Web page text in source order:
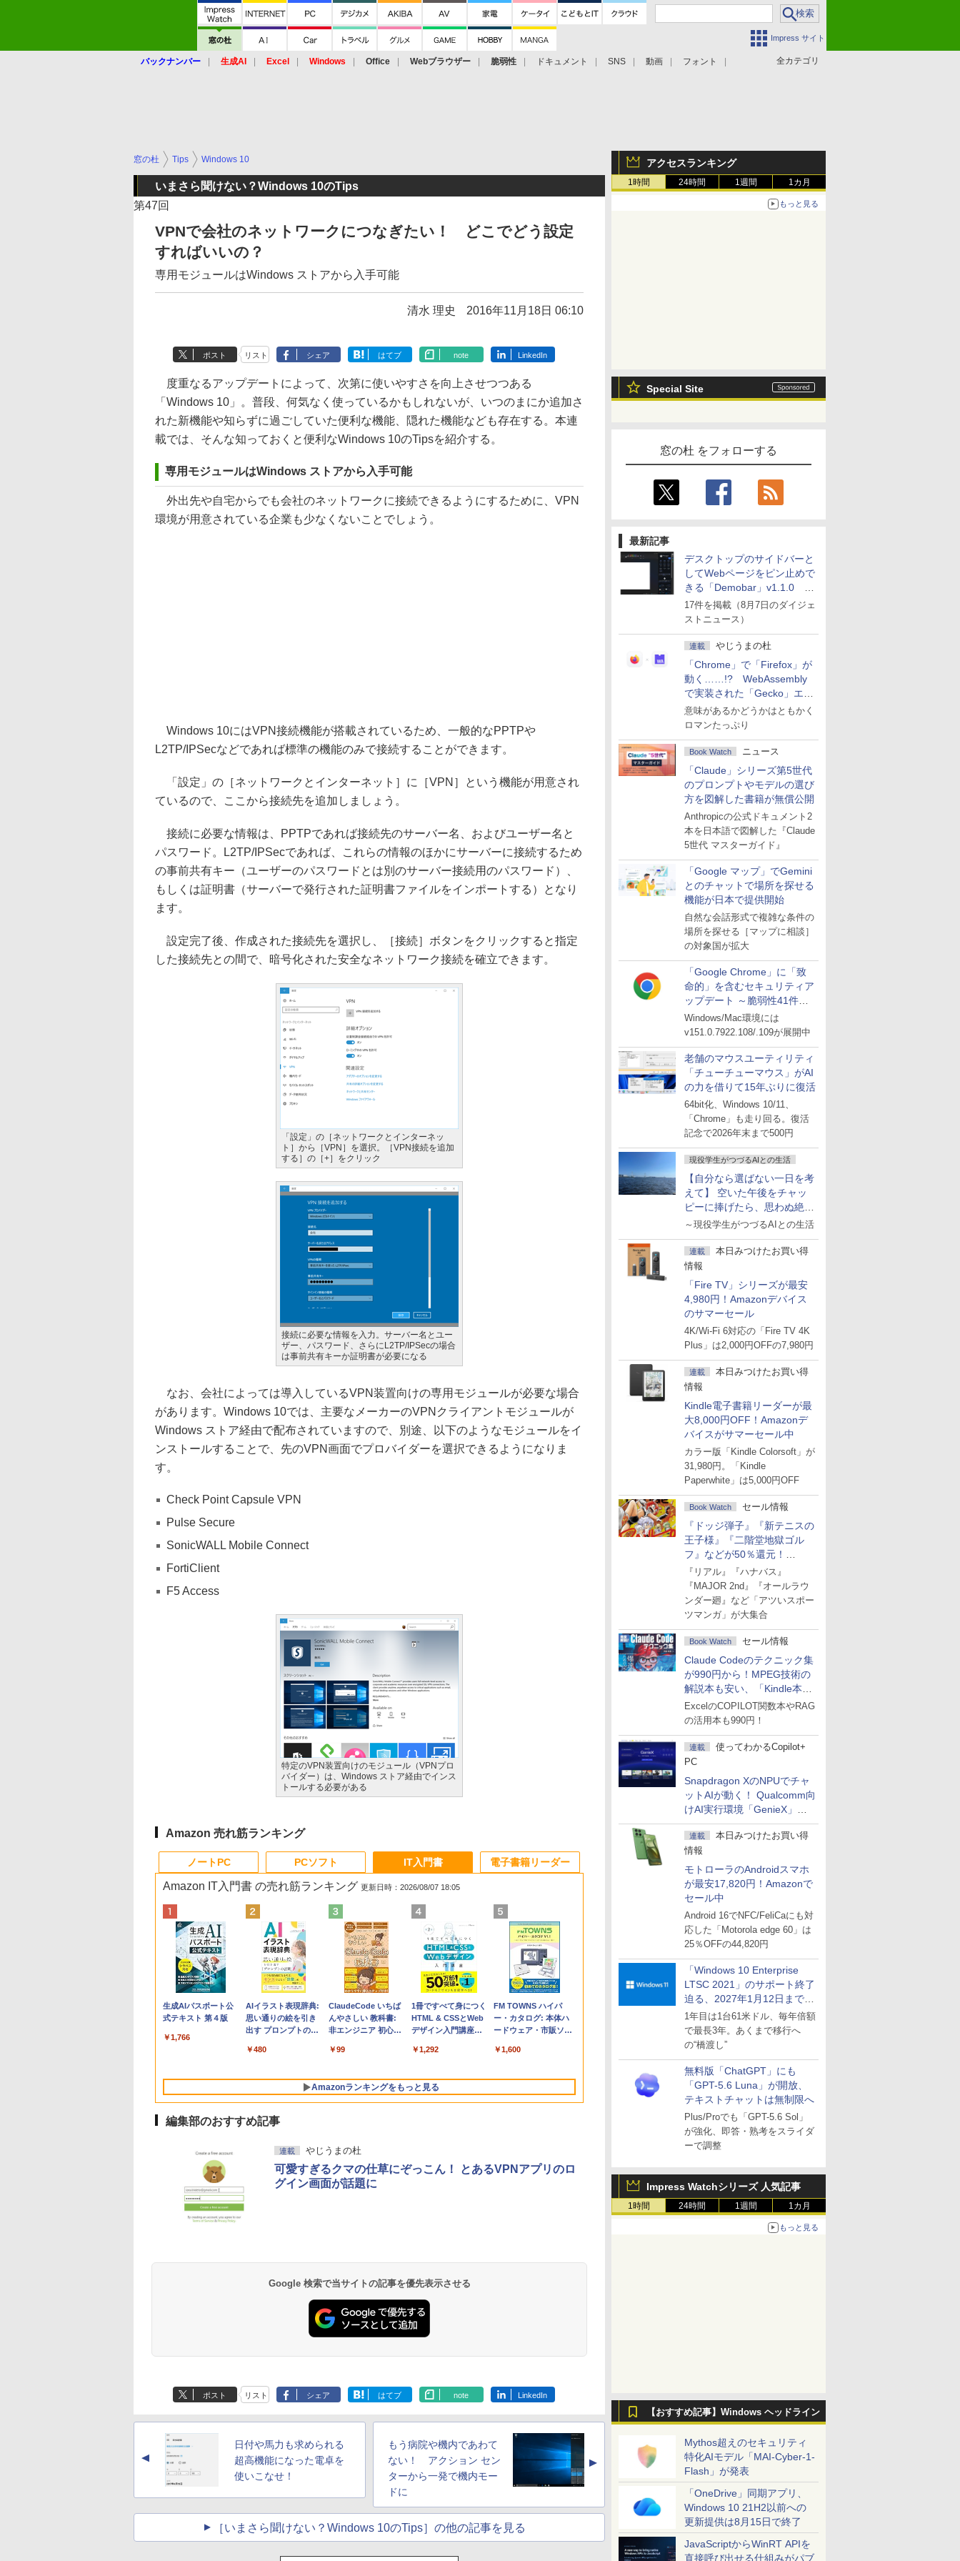
Impress サイト
全カテゴリ
バックナンバー 生成AI Excel Windows Office Webブラウザー 脆弱性 ドキュメント SNS 動画 フォント
アクセスランキング
1時間 24時間 1週間 1カ月
もっと見る
Special Site
窓の杜 をフォローする
最新記事
デスクトップのサイドバーと
してWebページをピン止めで
きる「Demobar」v1.1.0 ほ
か
17件を掲載（8月7日のダイジェ
ストニュース）
連載 やじうまの杜
「Chrome」で「Firefox」が
動く……!? WebAssembly
で実装された「Gecko」エン
ジン
意味があるかどうかはともかく
ロマンたっぷり
Book Watch ニュース
「Claude」シリーズ第5世代
のプロンプトやモデルの選び
方を図解した書籍が無償公開
Anthropicの公式ドキュメント2
本を日本語で図解した『Claude
5世代 マスターガイド』
「Google マップ」でGemini
とのチャットで場所を探せる
機能が日本で提供開始
自然な会話形式で複雑な条件の
場所を探せる［マップに相談］
の対象国が拡大
「Google Chrome」に「致
命的」を含むセキュリティア
ップデート ～脆弱性41件に
対処
Windows/Mac環境には
v151.0.7922.108/.109が展開中
老舗のマウスユーティリティ
「チューチューマウス」がAI
の力を借りて15年ぶりに復活
64bit化、Windows 10/11、
「Chrome」も走り回る。復活
記念で2026年末まで500円
現役学生がつづるAIとの生活
【自分なら選ばない一日を考
えて】 空いた午後をチャッ
ピーに捧げたら、思わぬ絶景
に出会った話
～現役学生がつづるAIとの生活
連載
本日みつけたお買い得
情報
「Fire TV」シリーズが最安
4,980円！Amazonデバイス
のサマーセール
4K/Wi-Fi 6対応の「Fire TV 4K
Plus」は2,000円OFFの7,980円
連載
本日みつけたお買い得
情報
Kindle電子書籍リーダーが最
大8,000円OFF！Amazonデ
バイスがサマーセール中
カラー版「Kindle Colorsoft」が
31,980円。「Kindle
Paperwhite」は5,000円OFF
Book Watch セール情報
『ドッジ弾子』『新テニスの
王子様』『二階堂地獄ゴル
フ』などが50％還元！
Amazonマンガ週末セール
『リアル』『ハナバス』
『MAJOR 2nd』『オールラウ
ンダー廻』など「アツいスポー
ツマンガ」が大集合
Book Watch セール情報
Claude Codeのテクニック集
が990円から！MPEG技術の
解説本も安い、「Kindle本サ
マーセール」第2弾開始！
ExcelのCOPILOT関数本やRAG
の活用本も990円！
連載
使ってわかるCopilot+
PC
Snapdragon XのNPUでチャ
ットAIが動く！ Qualcomm向
けAI実行環境「GenieX」を
試してみた
連載
本日みつけたお買い得
情報
モトローラのAndroidスマホ
が最安17,820円！Amazonで
セール中
Android 16でNFC/FeliCaにも対
応した「Motorola edge 60」は
25％OFFの44,820円
「Windows 10 Enterprise
LTSC 2021」のサポート終了
迫る、2027年1月12日まで
～ESUは9月1日から販売
1年目は1台61米ドル、毎年倍額
で最長3年。あくまで移行へ
の“橋渡し”
無料版「ChatGPT」にも
「GPT-5.6 Luna」が開放、
テキストチャットは無制限へ
Plus/Proでも「GPT-5.6 Sol」
が強化、即答・熟考をスライダ
ーで調整
Impress Watchシリーズ 人気記事
1時間 24時間 1週間 1カ月
もっと見る
【おすすめ記事】Windows ヘッドライン
Mythos超えのセキュリティ
特化AIモデル「MAI-Cyber-1-
Flash」が発表
「OneDrive」同期アプリ、
Windows 10 21H2以前への
更新提供は8月15日で終了
JavaScriptからWinRT APIを
直接呼び出せる仕組みがパブ
窓の杜 Tips Windows 10
いまさら聞けない？Windows 10のTips
第47回
VPNで会社のネットワークにつなぎたい！ どこでどう設定
すればいいの？
専用モジュールはWindows ストアから入手可能
清水 理史 2016年11月18日 06:10
ポスト リスト シェア はてブ note LinkedIn
度重なるアップデートによって、次第に使いやすさを向上させつつある
「Windows 10」。普段、何気なく使っているかもしれないが、いつのまにか追加さ
れた新機能や知らずに過ごしていた便利な機能、隠れた機能なども存在する。本連
載では、そんな知っておくと便利なWindows 10のTipsを紹介する。
専用モジュールはWindows ストアから入手可能
外出先や自宅からでも会社のネットワークに接続できるようにするために、VPN
環境が用意されている企業も少なくないことでしょう。
Windows 10にはVPN接続機能が搭載されているため、一般的なPPTPや
L2TP/IPSecなどであれば標準の機能のみで接続することができます。
「設定」の［ネットワークとインターネット］に［VPN］という機能が用意され
ているので、ここから接続先を追加しましょう。
接続に必要な情報は、PPTPであれば接続先のサーバー名、およびユーザー名と
パスワード。L2TP/IPSecであれば、これらの情報のほかにサーバーに接続するため
の事前共有キー（ユーザーのパスワードとは別のサーバー接続用のパスワード）、
もしくは証明書（サーバーで発行された証明書ファイルをインポートする）となり
ます。
設定完了後、作成された接続先を選択し、［接続］ボタンをクリックすると指定
した接続先との間で、暗号化された安全なネットワーク接続を確立できます。
「設定」の［ネットワークとインターネッ
ト］から［VPN］を選択。［VPN接続を追加
する］の［+］をクリック
接続に必要な情報を入力。サーバー名とユー
ザー、パスワード、さらにL2TP/IPSecの場合
は事前共有キーか証明書が必要になる
なお、会社によっては導入しているVPN装置向けの専用モジュールが必要な場合
があります。Windows 10では、主要なメーカーのVPNクライアントモジュールが
Windows ストア経由で配布されていますので、別途、以下のようなモジュールをイ
ンストールすることで、先のVPN画面でプロバイダーを選択できるようになりま
す。
Check Point Capsule VPN
Pulse Secure
SonicWALL Mobile Connect
FortiClient
F5 Access
特定のVPN装置向けのモジュール（VPNプロ
バイダー）は、Windows ストア経由でインス
トールする必要がある
Amazon 売れ筋ランキング
ノートPC
Apple 2026
MacBook Neo A18
ンチノートブック：
Retinaディスプレ
512GB SSD、1080p
FaceTime HDカメ
ラ、Touch ID - イン
AppleCare+ for 13イ
ンチMacBook
Neo(A18 Pro)|ダウン
ロード版
tomtoc 360°保護
15.6 16インチ パソコ
ンケース Dell NEC
dynabook Lenovo
￥2,952
Apple 2026
MacBook Air M5チ
ップ搭載13インチノ
Apple Intelligence、
Retinaディスプレ
イ、16GBユニファイ
ドメモリ、1TB SSD
ド、Touch ID - シル
バー
￥261,414
【Amazon.co.jp限
定】 HP ノートパソ
コン 15-fd 15.6イン
512GB SSD インテ
￥129,800
FMV ノートパソコン
WE1-K3 (MS 365
Personal/Copilotキー
型/Core i5/16GB/SSD
FMVWK3E15W_AZ
￥139,880
PCソフト
Robloxギフトカード
- 800 Robux 【限定
を含む】 【オンライ
インコード版
Microsoft Office
Home & Business
2024(最新 永続版)|オ
版|Windows11、
￥39,582
Robloxギフトカード
- 2,000 Robux 【限
定バーチャルアイテ
インゲームコード】
ラインコード版
￥3,200
Robloxギフトカード
- 1000 Robux 【限定
バーチャルアイテム
ンゲームコード】 ロ
ンコード版
￥1,600
Windows版 |
Minecraft (マインクラ
フト): Java & Bedrock
ード版
￥3,600
IT入門書
Amazon IT入門書 の売れ筋ランキング 更新日時：2026/08/07 18:05
生成AIパスポート公
式テキスト 第４版
￥1,766
AIイラスト表現辞典:
思い通りの絵を引き
出す プロンプトの言
ズ (はぴーイラスト
￥480
ClaudeCode いちば
んやさしい 教科書:
非エンジニア 初心者
マニュアル AI副業に
もKindle出版にも！
非エンジニアのため
のAIコーディング入
￥99
1冊ですべて身につく
HTML & CSSとWeb
デザイン入門講座
￥1,292
FM TOWNS ハイパ
ー・カタログ: 本体ハ
ードウェア・市販ソフ
トリストと最新エミュ
￥1,600
Amazonランキングをもっと見る
電子書籍リーダー
続バッテリー、6イン
書籍リーダー、ブラ
ック、16GB、広告な
￥16,980
るさ自動調整、色調
持続バッテリー、広
告なし、メタリック
ブラック
￥27,980
レイ、色調調節ライ
ッテリー、広告無
し、ブラック (2025
年発売)
￥31,980
編集部のおすすめ記事
連載 やじうまの杜
可愛すぎるクマの仕草にぞっこん！ とあるVPNアプリのロ
グイン画面が話題に
Google 検索で当サイトの記事を優先表示させる
ポスト リスト シェア はてブ note LinkedIn
▲
日付や馬力も求められる
超高機能になった電卓を
使いこなせ！
もう病院や機内であわて
ない！ アクション セン
ターから一発で機内モー
ドに
▲
［いまさら聞けない？Windows 10のTips］の他の記事を見る